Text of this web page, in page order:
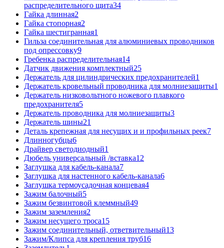
распределительного щита34
Гайка длинная2
Гайка стопорная2
Гайка шестигранная1
Гильза соединительная для алюминиевых проводников
под опрессовку9
Гребенка распределительная14
Датчик движения комплектный25
Держатель для цилиндрических предохранителей1
Держатель кровельный проводника для молниезащиты1
Держатель низковольтного ножевого плавкого
предохранителя5
Держатель проводника для молниезащиты3
Держатель шины21
Деталь крепежная для несущих и и профильных реек7
Длинногубцы6
Драйвер светодиодный1
Дюбель универсальный /вставка12
Заглушка для кабель-канала7
Заглушка для настенного кабель-канала6
Заглушка термоусадочная концевая4
Зажим балочный5
Зажим безвинтовой клеммный49
Зажим заземления2
Зажим несущего троса15
Зажим соединительный, ответвительный13
Зажим/Клипса для крепления труб16